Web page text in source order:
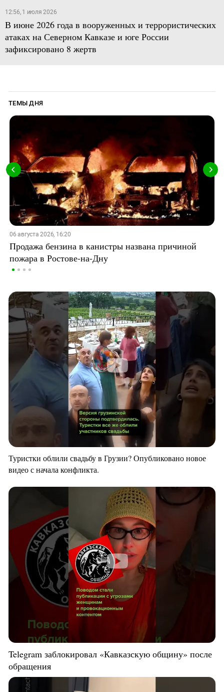
12:56, 1 июля 2026
В июне 2026 года в вооруженных и террористических
атаках на Северном Кавказе и юге России
зафиксировано 8 жертв
ТЕМЫ ДНЯ
06 августа 2026, 16:20
Продажа бензина в канистры названа причиной
пожара в Ростове-на-Дну
Туристки облили свадьбу в Грузии? Опубликовано новое
видео с начала конфликта.
Telegram заблокировал «Кавказскую общину» после
обращения